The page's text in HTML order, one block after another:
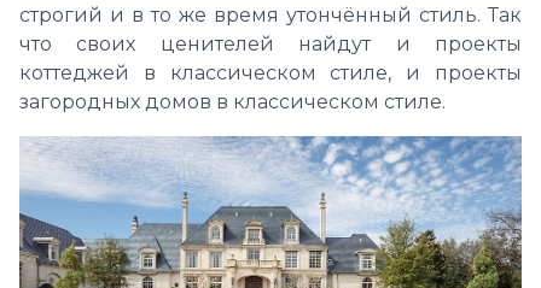
строгий и в то же время утончённый стиль. Так
что своих ценителей найдут и проекты
коттеджей в классическом стиле, и проекты
загородных домов в классическом стиле.